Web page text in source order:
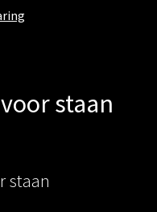
staan
staan